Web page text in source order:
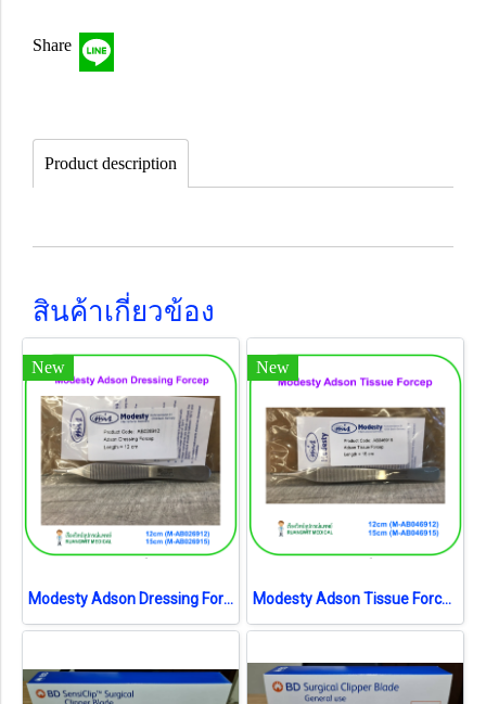
Share
Product description
สินค้าเกี่ยวข้อง
New
Modesty Adson Dressing Forcep (เยอรมัน)
New
Modesty Adson Tissue Forcep (เยอรมัน)